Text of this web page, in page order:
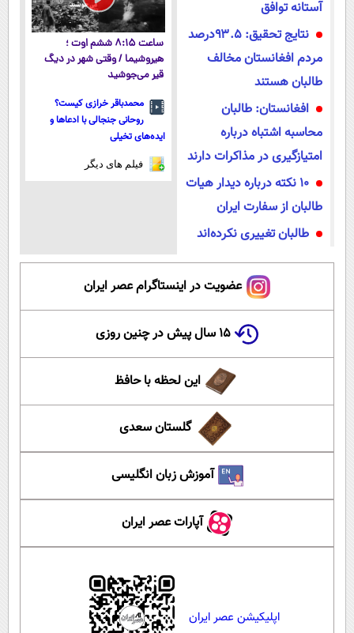
آستانه توافق
نتایج تحقیق: ۹۳.۵درصد
مردم افغانستان مخالف
طالبان هستند
افغانستان: طالبان
محاسبه اشتباه درباره
امتیازگیری در مذاکرات دارند
10 نکته درباره دیدار هیات
طالبان از سفارت ایران
طالبان تغییری نکرده‌اند
ساعت ۸:۱۵ ششم اوت ؛
هیروشیما / وقتی شهر در دیگ
قیر می‌جوشید
محمدباقر خرازی کیست؟
روحانی جنجالی با ادعاها و
ایده‌های تخیلی
فیلم های دیگر
عضویت در اینستاگرام عصر ایران
۱۵ سال پیش در چنین روزی
این لحظه با حافظ
گلستان سعدی
آموزش زبان انگلیسی
آپارات عصر ایران
اپلیکیشن عصر ایران